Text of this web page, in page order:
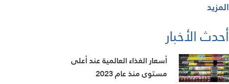
المزيد
أحدث الأخبار
أسعار الغذاء العالمية عند أعلى
مستوى منذ عام 2023